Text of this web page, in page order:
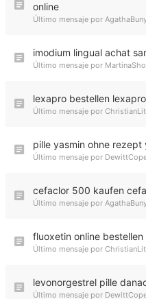
online
Último mensaje por
imodium lingual achat
Último mensaje por
lexapro bestellen
Último mensaje por
pille yasmin ohne
Último mensaje por
cefaclor 500 kaufen
Último mensaje por
fluoxetin online
Último mensaje por
levonorgestrel pille
Último mensaje por